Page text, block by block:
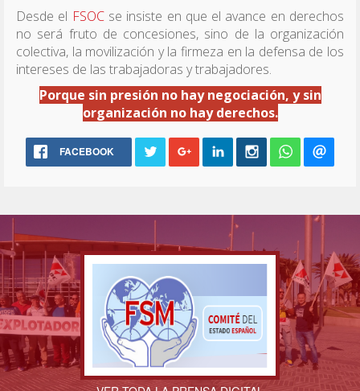
Desde el FSOCse insiste en que el avance en derechos
no será fruto de concesiones, sino de la organización
colectiva, la movilización y la firmeza en la defensa de los
intereses de las trabajadoras y trabajadores.
Porque sin presión no hay negociación, y sin
organización no hay derechos.
FACEBOOK